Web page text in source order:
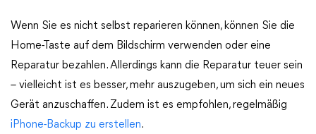
Wenn Sie es nicht selbst reparieren können, können Sie die
Home-Taste auf dem Bildschirm verwenden oder eine
Reparatur bezahlen. Allerdings kann die Reparatur teuer sein
– vielleicht ist es besser, mehr auszugeben, um sich ein neues
Gerät anzuschaffen. Zudem ist es empfohlen, regelmäßig
iPhone-Backup zu erstellen.